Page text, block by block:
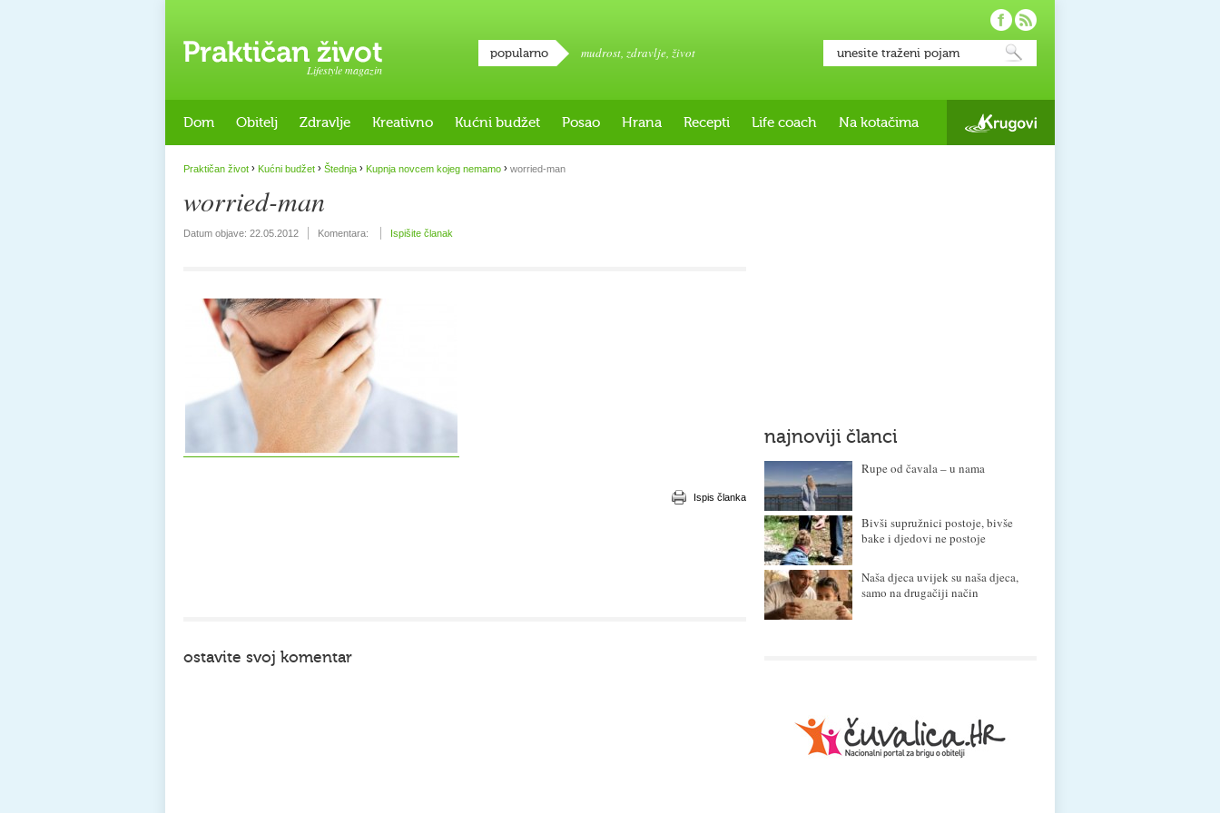
Lifestyle magazin
popularno mudrost, zdravlje, život
Dom Obitelj Zdravlje Kreativno Kućni budžet Posao Hrana Recepti Life coach Na kotačima
Praktičan život › Kućni budžet › Štednja › Kupnja novcem kojeg nemamo › worried-man
worried-man
Datum objave: 22.05.2012 Komentara: Ispišite članak
Ispis članka
ostavite svoj komentar
najnoviji članci
Rupe od čavala – u nama
Bivši supružnici postoje, bivše
bake i djedovi ne postoje
Naša djeca uvijek su naša djeca,
samo na drugačiji način